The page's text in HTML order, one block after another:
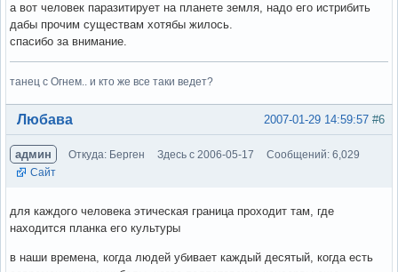
а вот человек паразитирует на планете земля, надо его истрибить
дабы прочим существам хотябы жилось.
спасибо за внимание.
танец с Огнем.. и кто же все таки ведет?
Вне форума #6
2007-01-29 14:59:57
Любава
админ Откуда: Берген Здесь с 2006-05-17
Сообщений: 6,029
Сайт
для каждого человека этическая граница проходит там, где
находится планка его культуры
в наши времена, когда людей убивает каждый десятый, когда есть